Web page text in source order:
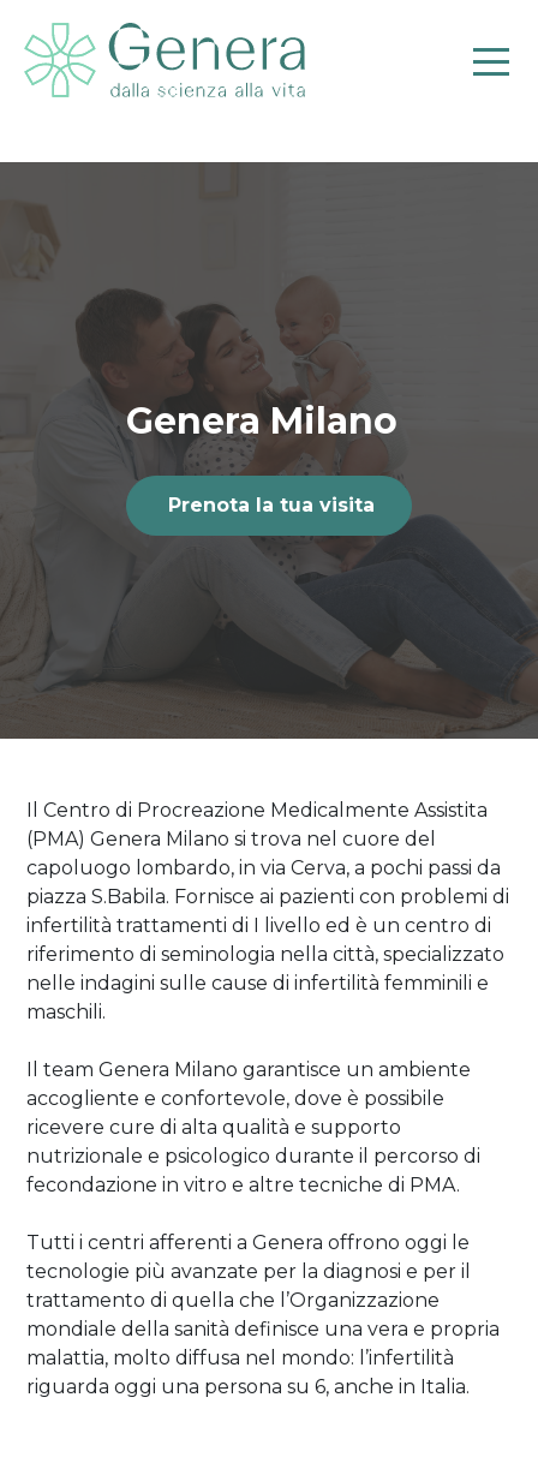
Genera Milano
Prenota la tua visita
Il Centro di Procreazione Medicalmente Assistita
(PMA) Genera Milano si trova nel cuore del
capoluogo lombardo, in via Cerva, a pochi passi da
piazza S.Babila. Fornisce ai pazienti con problemi di
infertilità trattamenti di I livello ed è un centro di
riferimento di seminologia nella città, specializzato
nelle indagini sulle cause di infertilità femminili e
maschili.
Il team Genera Milano garantisce un ambiente
accogliente e confortevole, dove è possibile
ricevere cure di alta qualità e supporto
nutrizionale e psicologico durante il percorso di
fecondazione in vitro e altre tecniche di PMA.
Tutti i centri afferenti a Genera offrono oggi le
tecnologie più avanzate per la diagnosi e per il
trattamento di quella che l’Organizzazione
mondiale della sanità definisce una vera e propria
malattia, molto diffusa nel mondo: l’infertilità
riguarda oggi una persona su 6, anche in Italia.